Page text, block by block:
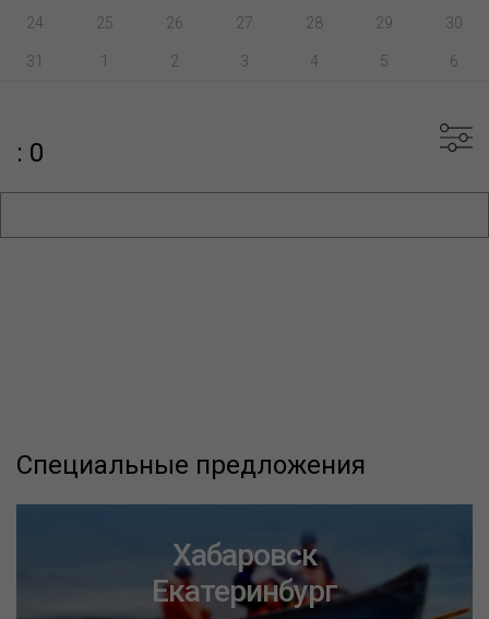
24 25 26 27 28 29 30
31 1 2 3 4 5 6
: 0
Специальные предложения
Хабаровск
Екатеринбург